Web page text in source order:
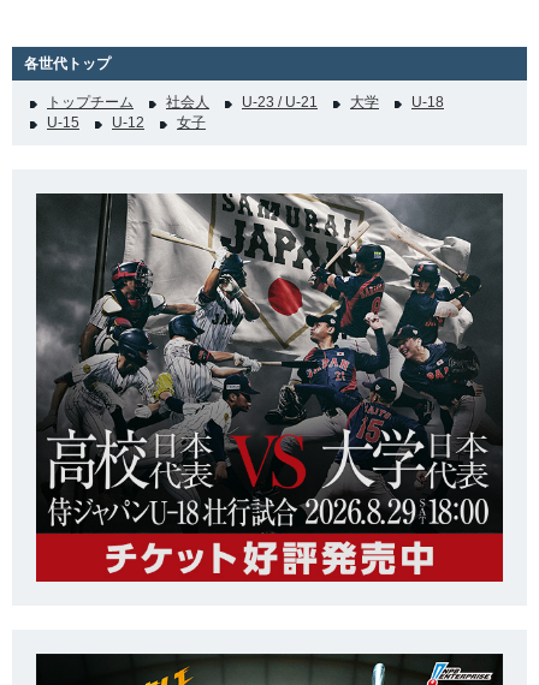
各世代トップ
トップチーム 社会人 U-23 / U-21 大学
U-18
U-15
U-12 女子